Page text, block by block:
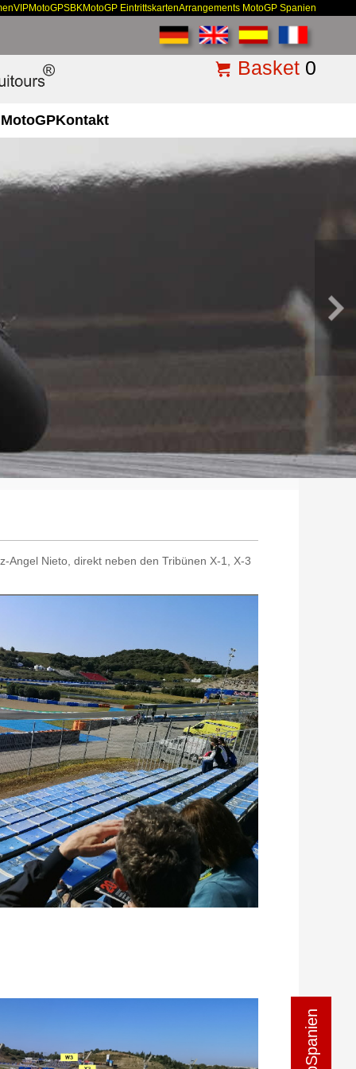
VIPMotoGPSBKMotoGP EintrittskartenArrangements MotoGP Spanien
Basket 0
Kontakt
Angel Nieto, direkt neben den Tribünen X-1, X-3